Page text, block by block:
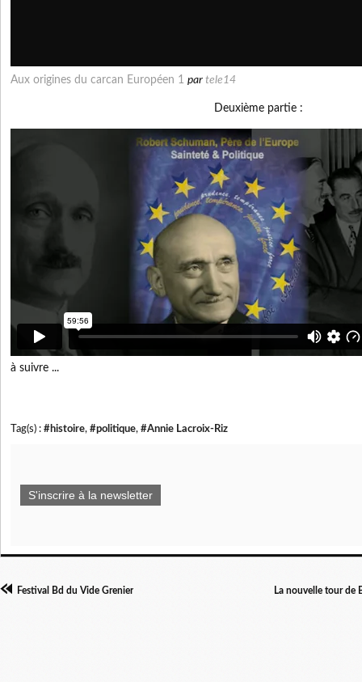
Aux origines du carcan Européen 1 par tele14
Deuxième partie :
à suivre ...
Tag(s) : #histoire, #politique, #Annie Lacroix-Riz
S'inscrire à la newsletter
Festival Bd du Vide Grenier La nouvelle tour de